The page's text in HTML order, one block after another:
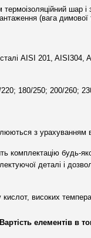
шар і
(вага
AISI 201,
180/250; 200/260;
з урахуванням
комплектацію будь-
деталі і
високих
елементів в